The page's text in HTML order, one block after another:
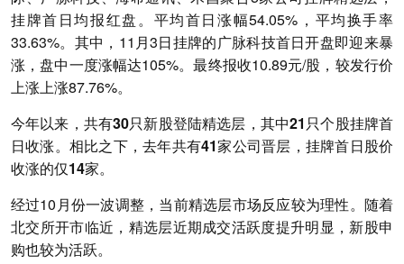
挂牌首日均报红盘。平均首日涨幅54.05%，平均换手率
33.63%。其中，11月3日挂牌的广脉科技首日开盘即迎来暴
涨，盘中一度涨幅达105%。最终报收10.89元/股，较发行价
上涨上涨87.76%。
今年以来，共有30只新股登陆精选层，其中21只个股挂牌首
日收涨。相比之下，去年共有41家公司晋层，挂牌首日股价
收涨的仅14家。
经过10月份一波调整，当前精选层市场反应较为理性。随着
北交所开市临近，精选层近期成交活跃度提升明显，新股申
购也较为活跃。